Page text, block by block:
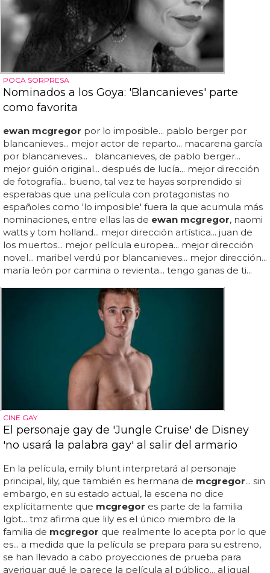
POCA SORPRESA
Nominados a los Goya: 'Blancanieves' parte
como favorita
ewan mcgregor por lo imposible... pablo berger por
blancanieves... mejor actor de reparto... macarena garcía
por blancanieves... blancanieves, de pablo berger...
mejor guión original... después de lucía... mejor dirección
de fotografía... bueno, tal vez te hayas sorprendido si
esperabas que una película con protagonistas no
españoles como 'lo imposible' fuera la que acumula más
nominaciones, entre ellas las de ewan mcgregor, naomi
watts y tom holland... mejor dirección artística... juan de
los muertos... mejor película europea... mejor dirección
novel... maribel verdú por blancanieves... mejor dirección...
maría león por carmina o revienta... tengo ganas de ti...
CINE GAY
El personaje gay de 'Jungle Cruise' de Disney
'no usará la palabra gay' al salir del armario
En la película, emily blunt interpretará al personaje
principal, lily, que también es hermana de mcgregor... sin
embargo, en su estado actual, la escena no dice
explícitamente que mcgregor es parte de la familia
lgbt... tmz afirma que lily es el único miembro de la
familia de mcgregor que realmente lo acepta por lo que
es... a medida que la película se prepara para su estreno,
se han llevado a cabo proyecciones de prueba para
averiguar qué le parece la película al público... al igual